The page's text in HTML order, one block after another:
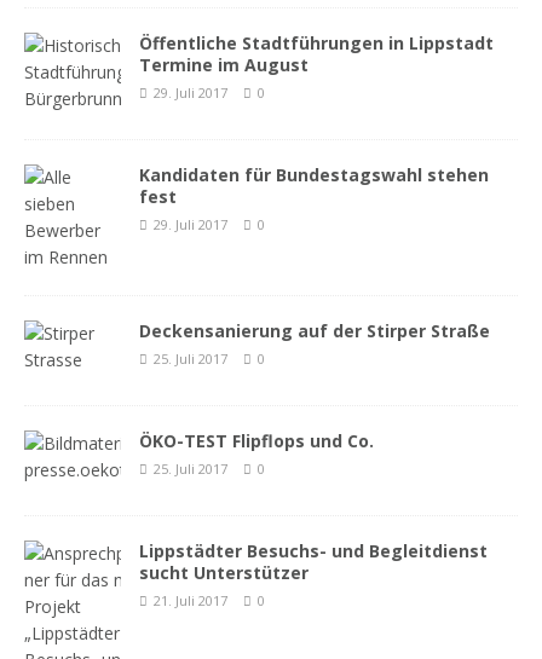
Öffentliche Stadtführungen in Lippstadt
Termine im August
29. Juli 2017 0
Kandidaten für Bundestagswahl stehen
fest
29. Juli 2017 0
Deckensanierung auf der Stirper Straße
25. Juli 2017 0
ÖKO-TEST Flipflops und Co.
25. Juli 2017 0
Lippstädter Besuchs- und Begleitdienst
sucht Unterstützer
21. Juli 2017 0